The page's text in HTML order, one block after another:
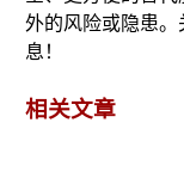
外的风险或隐患。
息！
相关文章